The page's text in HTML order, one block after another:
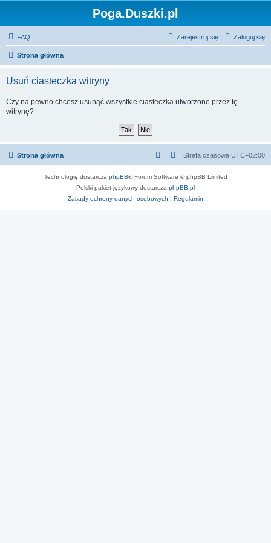
Poga.Duszki.pl
FAQ Zaloguj się
Zarejestruj się
Strona główna
Usuń ciasteczka witryny
Czy na pewno chcesz usunąć wszystkie ciasteczka utworzone przez tę
witrynę?
Strona główna Strefa czasowa UTC+02:00
Technologię dostarcza phpBB® Forum Software © phpBB Limited
Polski pakiet językowy dostarcza phpBB.pl
Zasady ochrony danych osobowych | Regulamin